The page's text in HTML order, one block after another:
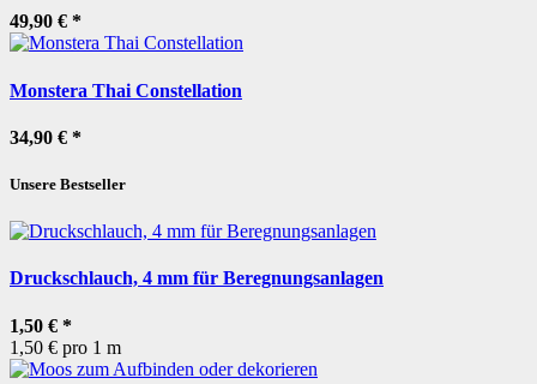
49,90 € *
Monstera Thai Constellation
34,90 € *
Unsere Bestseller
Druckschlauch, 4 mm für Beregnungsanlagen
1,50 € *
1,50 € pro 1 m